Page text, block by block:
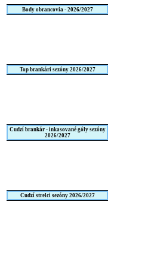
Body obrancovia - 2026/2027
Top brankári sezóny 2026/2027
Cudzí brankár - inkasované góly sezóny
2026/2027
Cudzí strelci sezóny 2026/2027